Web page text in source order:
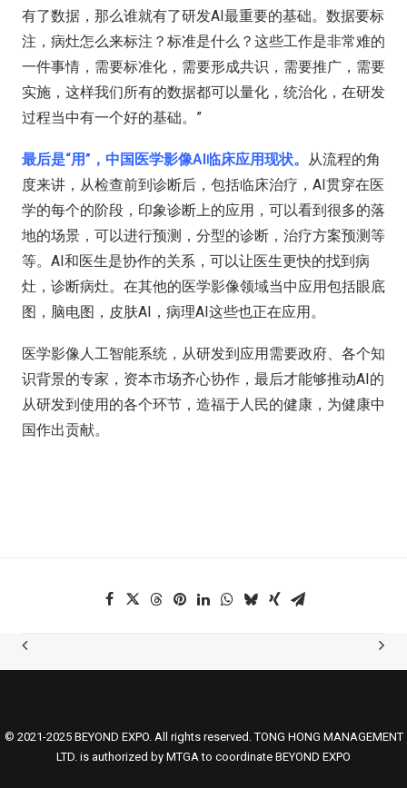
有了数据，那么谁就有了研发AI最重要的基础。数据要标
注，病灶怎么来标注？标准是什么？这些工作是非常难的
一件事情，需要标准化，需要形成共识，需要推广，需要
实施，这样我们所有的数据都可以量化，统治化，在研发
过程当中有一个好的基础。”
最后是“用”，中国医学影像AI临床应用现状。
从流程的角
度来讲，从检查前到诊断后，包括临床治疗，AI贯穿在医
学的每个的阶段，印象诊断上的应用，可以看到很多的落
地的场景，可以进行预测，分型的诊断，治疗方案预测等
等。AI和医生是协作的关系，可以让医生更快的找到病
灶，诊断病灶。在其他的医学影像领域当中应用包括眼底
图，脑电图，皮肤AI，病理AI这些也正在应用。
医学影像人工智能系统，从研发到应用需要政府、各个知
识背景的专家，资本市场齐心协作，最后才能够推动AI的
从研发到使用的各个环节，造福于人民的健康，为健康中
国作出贡献。
© 2021-2025 BEYOND EXPO. All rights reserved. TONG HONG MANAGEMENT
LTD. is authorized by MTGA to coordinate BEYOND EXPO